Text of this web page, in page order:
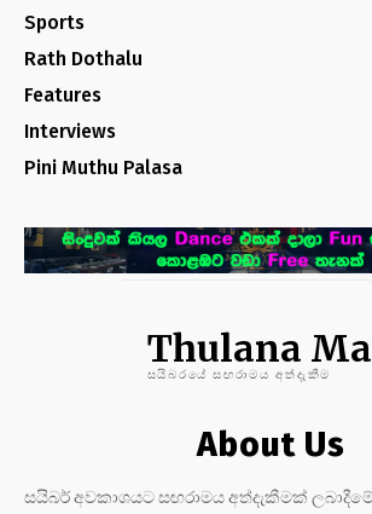
Sports
Rath Dothalu
Features
Interviews
Pini Muthu Palasa
Thulana
සයිබරයේ සඟරාමය අත්දැකීම
About Us
සයිබර් අවකාශයට සඟරාමය අත්දැකීමක්